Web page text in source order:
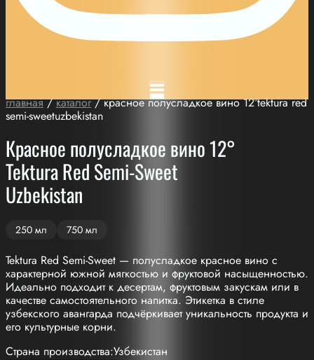
главная/каталог/ красное полусладкое вино 12°tektura red
semi-sweetuzbekistan
Красное полусладкое вино 12°
Tektura Red Semi-Sweet
Uzbekistan
250 мл 750 мл
Tektura Red Semi-Sweet — полусладкое красное вино с
характерной южной мягкостью и фруктовой насыщенностью.
Идеально подходит к десертам, фруктовым закускам или в
качестве самостоятельного напитка. Этикетка в стиле
узбекского авангарда подчёркивает уникальность продукта и
его культурные корни.
Страна производства:Узбекистан